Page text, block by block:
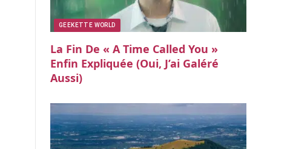
GEEKETTE WORLD
La Fin De « A Time Called You »
Enfin Expliquée (oui, J’ai Galéré
Aussi)